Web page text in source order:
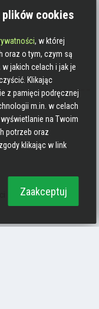
cookies
, w której
oraz o tym, czym są
jakich celach i jak je
Klikając
z pamięci podręcznej
m.in. w celach
na Twoim
potrzeb oraz
klikając w link
Zaakceptuj